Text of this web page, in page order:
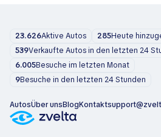
23.626Aktive Autos 285Heute
539Verkaufte Autos in den letzten 24
6.005Besuche im letzten Monat
9Besuche in den letzten 24 Stunden
AutosÜber unsBlogKontakt